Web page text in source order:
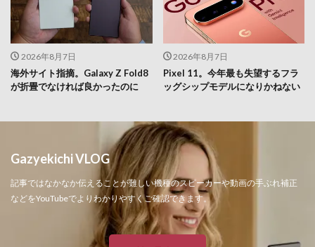
2026年8月7日
海外サイト指摘。Galaxy Z Fold8
が折畳でなければ良かったのに
2026年8月7日
Pixel 11。今年最も失望するフラ
ッグシップモデルになりかねない
Gazyekichi VLOG
記事ではなかなか伝えることが難しい機種のスピーカーや動画の手ぶれ補正
などをYouTubeでよりわかりやすくご確認できます。